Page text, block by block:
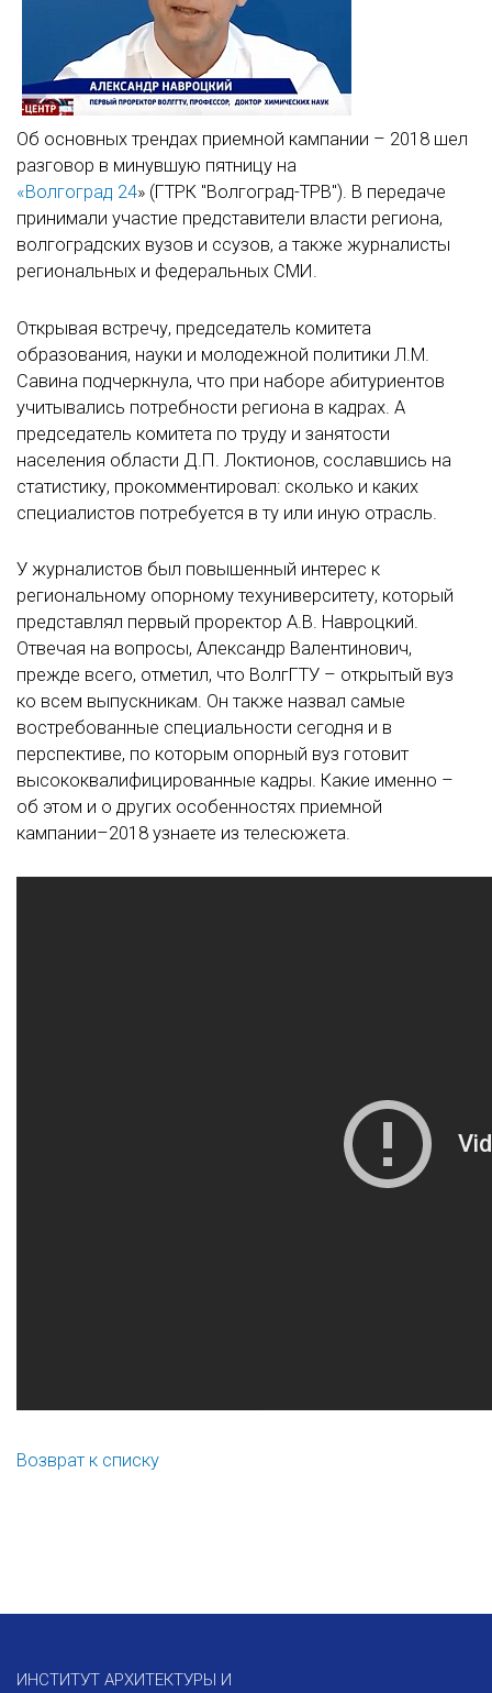
Об основных трендах приемной кампании – 2018 шел
разговор в минувшую пятницу на
«Волгоград 24» (ГТРК "Волгоград-ТРВ"). В передаче
принимали участие представители власти региона,
волгоградских вузов и ссузов, а также журналисты
региональных и федеральных СМИ.
Открывая встречу, председатель комитета
образования, науки и молодежной политики Л.М.
Савина подчеркнула, что при наборе абитуриентов
учитывались потребности региона в кадрах. А
председатель комитета по труду и занятости
населения области Д.П. Локтионов, сославшись на
статистику, прокомментировал: сколько и каких
специалистов потребуется в ту или иную отрасль.
У журналистов был повышенный интерес к
региональному опорному техуниверситету, который
представлял первый проректор А.В. Навроцкий.
Отвечая на вопросы, Александр Валентинович,
прежде всего, отметил, что ВолгГТУ – открытый вуз
ко всем выпускникам. Он также назвал самые
востребованные специальности сегодня и в
перспективе, по которым опорный вуз готовит
высококвалифицированные кадры. Какие именно –
об этом и о других особенностях приемной
кампании–2018 узнаете из телесюжета.
Возврат к списку
ИНСТИТУТ АРХИТЕКТУРЫ И